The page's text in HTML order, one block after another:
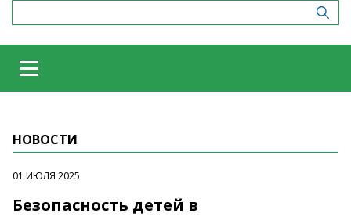
НОВОСТИ
01 ИЮЛЯ 2025
Безопасность детей в